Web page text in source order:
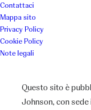
Contattaci
Mappa sito
Privacy Policy
Cookie Policy
Note legali
Questo sito è
Johnson, con